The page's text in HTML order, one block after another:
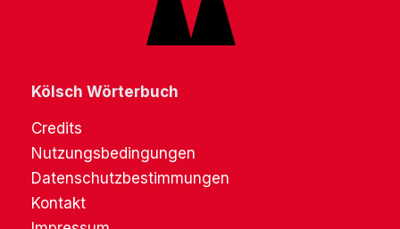
Kölsch Wörterbuch
Credits
Nutzungsbedingungen
Datenschutzbestimmungen
Kontakt